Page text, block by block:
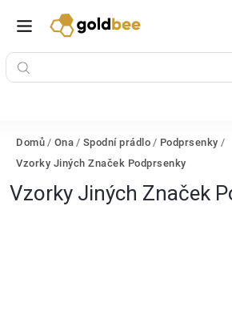
Domů / Ona / Spodní prádlo / Podprsenky /
Vzorky Jiných Značek Podprsenky
Vzorky Jiných Značek